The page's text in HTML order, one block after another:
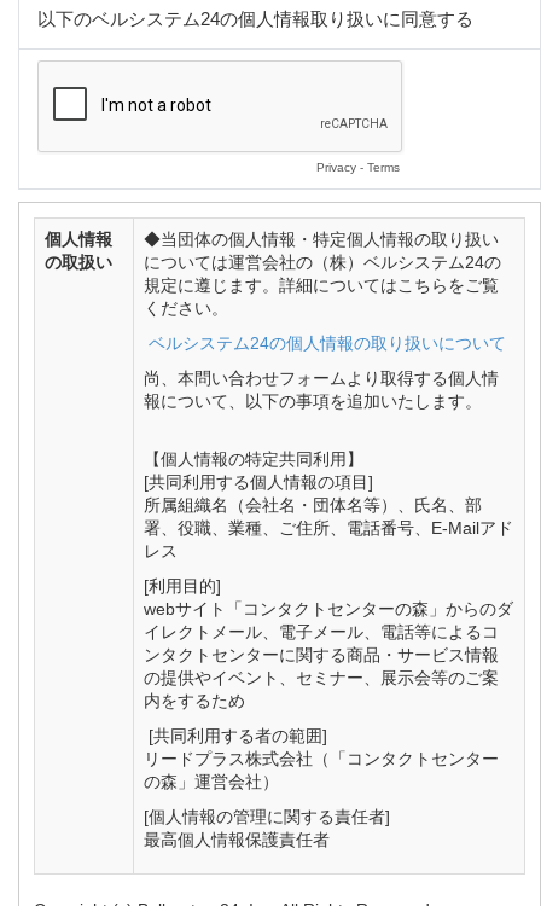
以下のベルシステム24の個人情報取り扱いに同意する
Privacy - Terms
個人情報
の取扱い
◆当団体の個人情報・特定個人情報の取り扱い
については運営会社の（株）ベルシステム24の
規定に遵じます。詳細についてはこちらをご覧
ください。
ベルシステム24の個人情報の取り扱いについて
尚、本問い合わせフォームより取得する個人情
報について、以下の事項を追加いたします。
【個人情報の特定共同利用】
[共同利用する個人情報の項目]
所属組織名（会社名・団体名等）、氏名、部
署、役職、業種、ご住所、電話番号、E-Mailアド
レス
[利用目的]
webサイト「コンタクトセンターの森」からのダ
イレクトメール、電子メール、電話等によるコ
ンタクトセンターに関する商品・サービス情報
の提供やイベント、セミナー、展示会等のご案
内をするため
[共同利用する者の範囲]
リードプラス株式会社（「コンタクトセンター
の森」運営会社）
[個人情報の管理に関する責任者]
最高個人情報保護責任者